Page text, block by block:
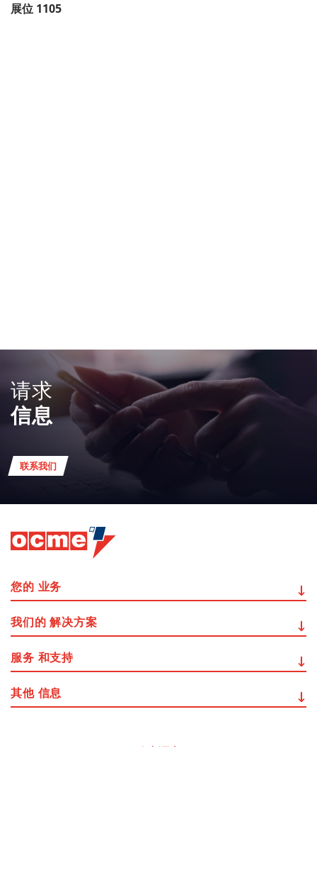
展位 1105
请求
信息
联系我们
改变语言
您的 业务
我们的 解决方案
服务 和支持
其他 信息